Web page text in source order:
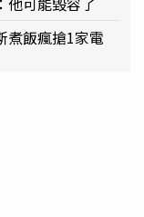
煮飯瘋搶1家電